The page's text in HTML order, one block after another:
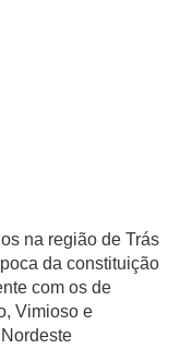
na região de Trás
da constituição
com os de
Vimioso e